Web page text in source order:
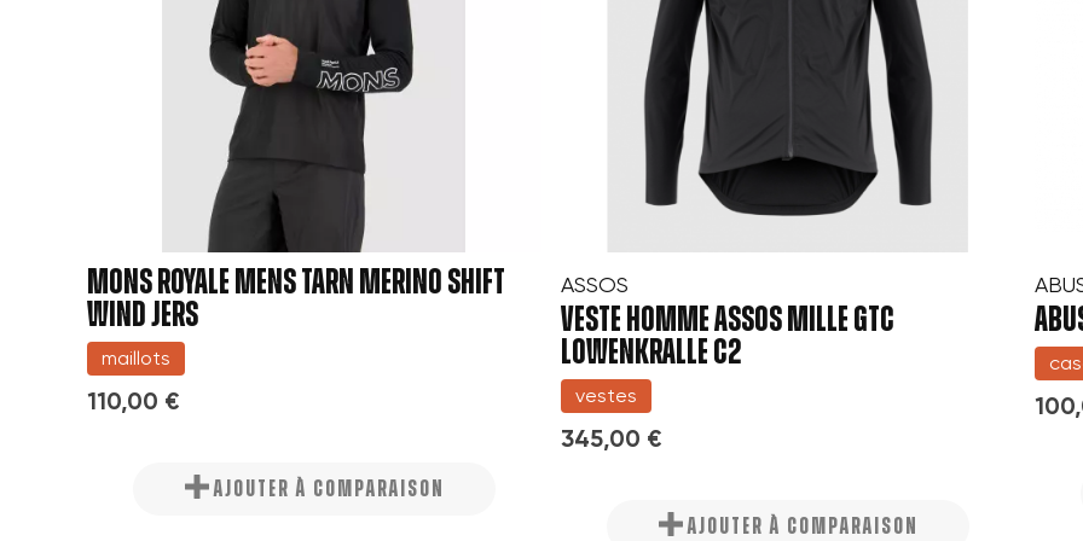
MONS ROYALE MENS TARN MERINO SHIFT
WIND JERS
maillots
110,00 €
AJOUTER À COMPARAISON
ASSOS
VESTE HOMME ASSOS MILLE GTC
LOWENKRALLE C2
vestes
345,00 €
AJOUTER À COMPARAISON